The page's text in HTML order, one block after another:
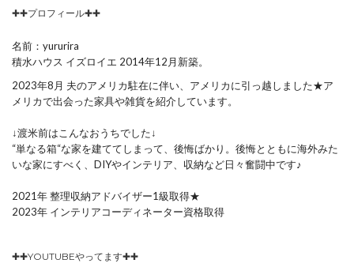
✚✚プロフィール✚✚
名前：yururira
積水ハウス イズロイエ 2014年12月新築。
2023年8月 夫のアメリカ駐在に伴い、アメリカに引っ越しました★ア
メリカで出会った家具や雑貨を紹介しています。
↓渡米前はこんなおうちでした↓
“単なる箱“な家を建ててしまって、後悔ばかり。後悔とともに海外みた
いな家にすべく、DIYやインテリア、収納など日々奮闘中です♪
2021年 整理収納アドバイザー1級取得★
2023年 インテリアコーディネーター資格取得
✚✚YOUTUBEやってます✚✚